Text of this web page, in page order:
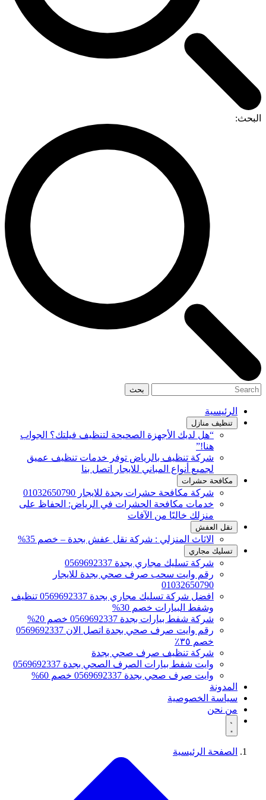
البحث:
بحث
الرئيسية
تنظيف منازل
“هل لديك الأجهزة الصحيحة لتنظيف فيلتك؟ الجواب
هنا!”
شركة تنظيف بالرياض توفر خدمات تنظيف عميق
لجميع أنواع المباني للايجار اتصل بنا
مكافحة حشرات
شركة مكافحة حشرات بجدة للايجار 01032650790
خدمات مكافحة الحشرات في الرياض: الحفاظ على
منزلك خاليًا من الآفات
نقل العفش
الاثاث المنزلي : شركة نقل عفش بجدة – خصم 35%
تسليك مجاري
شركة تسليك مجاري بجدة 0569692337
رقم وايت سحب صرف صحي بجدة للايجار
01032650790
افضل شركة تسليك مجاري بجدة 0569692337 تنظيف
وشفط البيارات خصم 30%
شركة شفط بيارات بجدة 0569692337 خصم 20%
رقم وايت صرف صحي بجدة اتصل الان 0569692337
خصم ٣٥٪
شركة تنظيف صرف صحي بجدة
وايت شفط بيارات الصرف الصحي بجدة 0569692337
وايت صرف صحي بجدة 0569692337 خصم 60%
المدونة
سياسة الخصوصية
من نحن
الصفحة الرئيسية